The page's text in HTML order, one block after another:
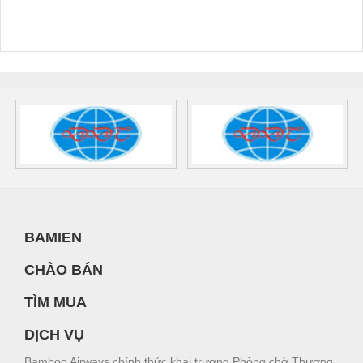
BAMIEN
CHÀO BÁN
TÌM MUA
DỊCH VỤ